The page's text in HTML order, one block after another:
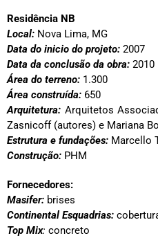
Residência NB
Local: Nova Lima, MG
Data do inicio do projeto: 2007
Data da conclusão da obra: 2010
Área do terreno: 1.300
Área construída: 650
Arquitetura: Arquitetos
Zasnicoff (autores) e Mariana
Estrutura e fundações: Marcello
Construção: PHM
Fornecedores:
Masifer: brises
Continental Esquadrias:
Top Mix: concreto